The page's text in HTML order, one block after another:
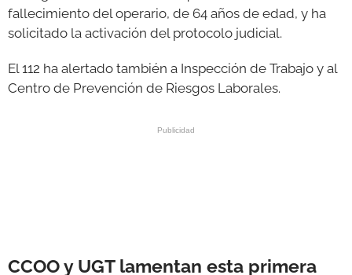
fallecimiento del operario, de 64 años de edad, y ha
solicitado la activación del protocolo judicial.
El 112 ha alertado también a Inspección de Trabajo y al
Centro de Prevención de Riesgos Laborales.
CCOO y UGT lamentan esta primera